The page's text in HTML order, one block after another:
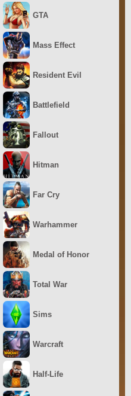
GTA
Mass Effect
Resident Evil
Battlefield
Fallout
Hitman
Far Cry
Warhammer
Medal of Honor
Total War
Sims
Warcraft
Half-Life